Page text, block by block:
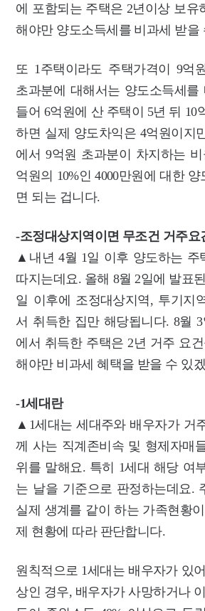
에 포함되는 주택은 2년이상 보유
해야만 양도소득세를 비과세 받을
또 1주택이라도 주택가격이 9억
초과분에 대해서는 양도소득세를
들어 6억원에 산 주택이 5년 뒤 10
하면 실제 양도차익은 4억원이지
에서 9억원 초과분이 차지하는
억원의 10%인 4000만원에 대한
면 되는 겁니다.
-조정대상지역이면 무조건 거주요
▲내년 4월 1일 이후 양도하는 주
따지는데요. 올해 8월 2일에 발표
일 이후에 조정대상지역, 투기지
서 취득한 집만 해당됩니다. 8월
에서 취득한 주택은 2년 거주 요
해야만 비과세 혜택을 받을 수 있
-1세대란
▲1세대는 세대주와 배우자가 거
께 사는 직계존비속 및 형제자매
위를 말해요. 특히 1세대 해당 여
는 날을 기준으로 판정하는데요.
실제 생계를 같이 하는 가족현황
제 현황에 따라 판단합니다.
원칙적으로 1세대는 배우자가 있
상인 경우, 배우자가 사망하거나